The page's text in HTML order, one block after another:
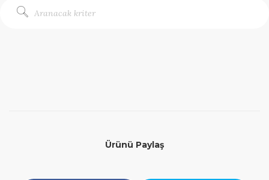
Ürünü Paylaş